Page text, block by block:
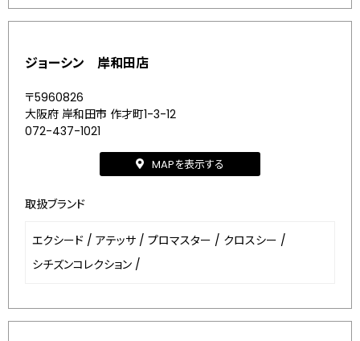
ジョーシン 岸和田店
〒5960826
大阪府 岸和田市 作才町1-3-12
072-437-1021
MAPを表示する
取扱ブランド
エクシード / アテッサ / プロマスター / クロスシー /
シチズンコレクション /